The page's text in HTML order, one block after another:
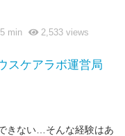
min 2,533views
スケアラボ運営局
きない…そんな経験はあ